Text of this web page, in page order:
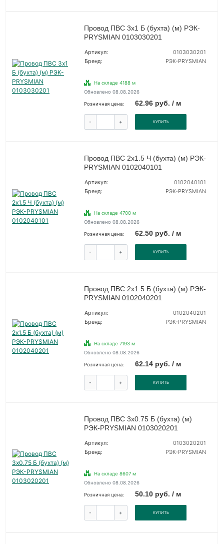
Провод ПВС 3х1 Б (бухта) (м) РЭК-
PRYSMIAN 0103030201
Артикул:
0103030201
Бренд:
РЭК-PRYSMIAN
На складе 4188 м
Обновлено 08.08.2026
Розничная цена: 62.96 руб. / м
- + КУПИТЬ
Провод ПВС 2х1.5 Ч (бухта) (м) РЭК-
PRYSMIAN 0102040101
Артикул:
0102040101
Бренд:
РЭК-PRYSMIAN
На складе 4700 м
Обновлено 08.08.2026
Розничная цена: 62.50 руб. / м
- + КУПИТЬ
Провод ПВС 2х1.5 Б (бухта) (м) РЭК-
PRYSMIAN 0102040201
Артикул:
0102040201
Бренд:
РЭК-PRYSMIAN
На складе 7193 м
Обновлено 08.08.2026
Розничная цена: 62.14 руб. / м
- + КУПИТЬ
Провод ПВС 3х0.75 Б (бухта) (м)
РЭК-PRYSMIAN 0103020201
Артикул:
0103020201
Бренд:
РЭК-PRYSMIAN
На складе 8607 м
Обновлено 08.08.2026
Розничная цена: 50.10 руб. / м
- + КУПИТЬ